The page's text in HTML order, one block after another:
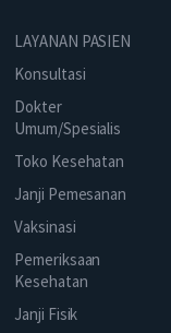
LAYANAN PASIEN
Konsultasi
Dokter
Umum/Spesialis
Toko Kesehatan
Janji Pemesanan
Vaksinasi
Pemeriksaan
Kesehatan
Janji Fisik